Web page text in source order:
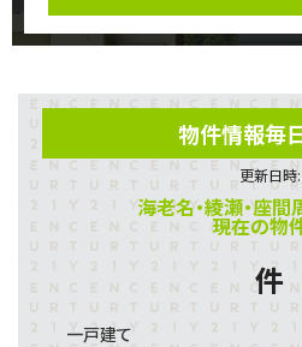
物件情報毎
更新日時:
海老名・綾瀬・座
現在の物
件
一戸建て